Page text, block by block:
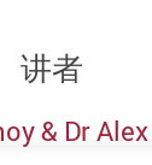
讲者
& Dr